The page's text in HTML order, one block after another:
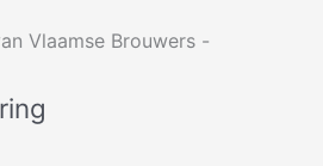
Vlaamse Brouwers -